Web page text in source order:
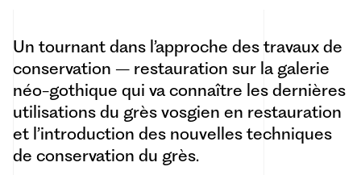
Un tournant dans l’approche des travaux de
conservation – restauration sur la galerie
néo-gothique qui va connaître les dernières
utilisations du grès vosgien en restauration
et l’introduction des nouvelles techniques
de conservation du grès.